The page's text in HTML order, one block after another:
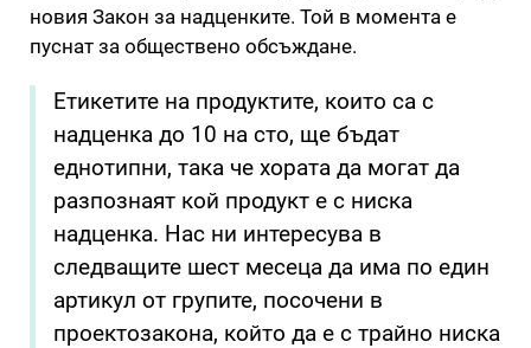
новия Закон за надценките. Той в момента е
пуснат за обществено обсъждане.
Етикетите на продуктите, които са с
надценка до 10 на сто, ще бъдат
еднотипни, така че хората да могат да
разпознаят кой продукт е с ниска
надценка. Нас ни интересува в
следващите шест месеца да има по един
артикул от групите, посочени в
проектозакона, който да е с трайно ниска